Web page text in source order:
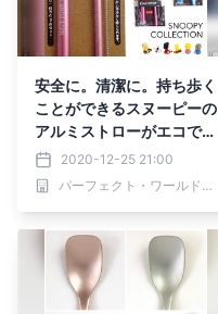
安全に。清潔に。持ち歩く
ことができるスヌーピーの
アルミストローがエコで隠
れたヒット商品に。
2020-12-25 21:00
パーフェクト・ワールド株式会社